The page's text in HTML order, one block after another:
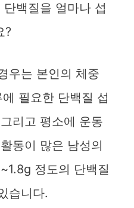
백질을 얼마나 섭
?
우는 본인의 체중
필요한 단백질 섭
리고 평소에 운동
동이 많은 남성의
정도의 단백질
습니다.